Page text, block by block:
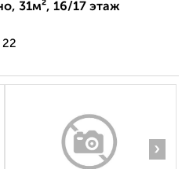
31м², 16/17 этаж
22
›